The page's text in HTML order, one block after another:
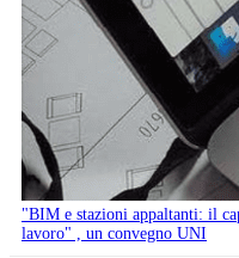
"BIM e stazioni appaltanti: il
lavoro" , un convegno UNI